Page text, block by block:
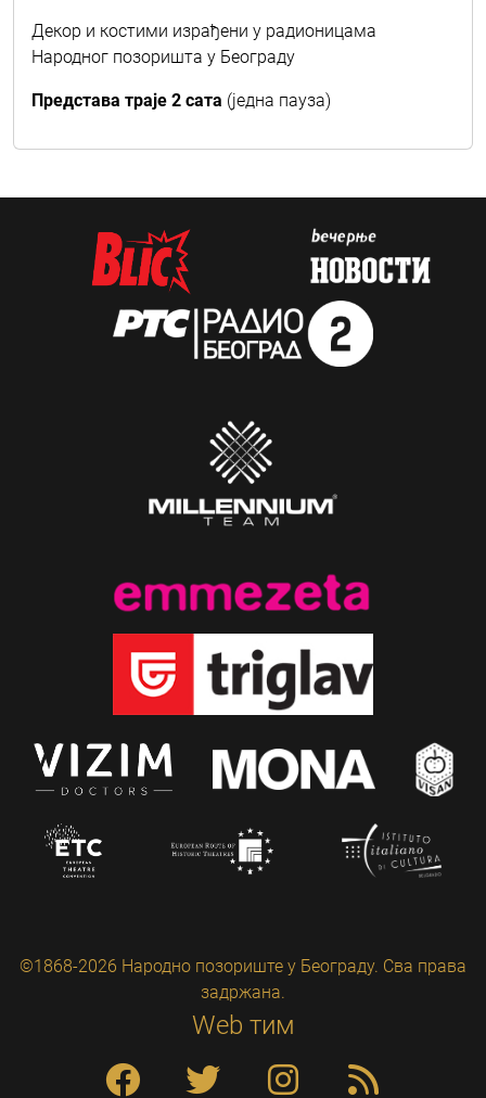
Декор и костими израђени у радионицама
Народног позоришта у Београду
Представа траје 2 сата (једна пауза)
©1868-2026 Народно позориште у Београду. Сва права
задржана.
Web тим